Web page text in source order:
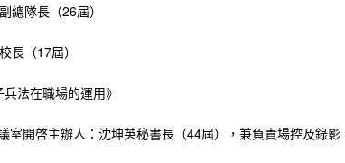
總隊長（26屆）
長（17屆）
法在職場的運用》
室開啓主辦人：沈坤英秘書長（44屆），兼負責場控及錄影